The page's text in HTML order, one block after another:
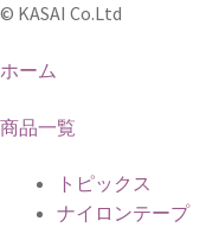
© KASAI Co.Ltd
ホーム
商品一覧
トピックス
ナイロンテープ